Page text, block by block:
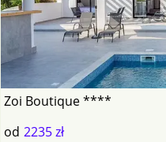
Zoi Boutique ****
od 2235 zł